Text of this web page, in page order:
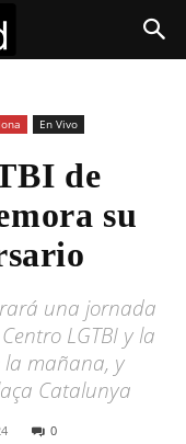
En Vivo
de
su
una jornada
LGTBI y la
la mañana, y
Catalunya
0